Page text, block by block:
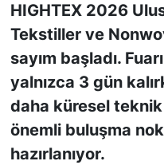
HIGHTEX 2026
Tekstiller ve
sayım başladı.
yalnızca 3 gün
daha küresel
önemli buluşma
hazırlanıyor.
BİYOGRAFİLER